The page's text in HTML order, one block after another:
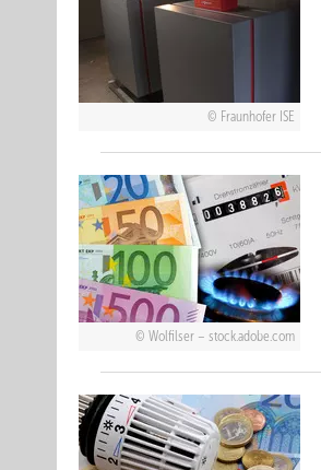
Fraunhofer ISE
Wolfilser – stock.adobe.com